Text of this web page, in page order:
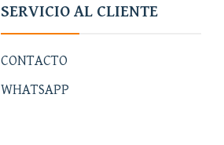
SERVICIO AL CLIENTE
CONTACTO
WHATSAPP